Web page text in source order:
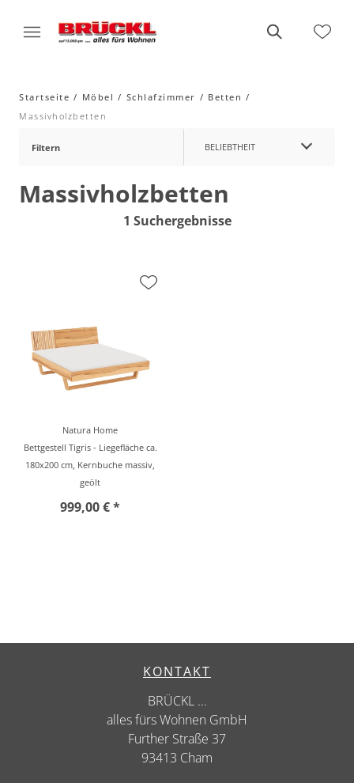
Startseite Möbel Schlafzimmer
Betten
Massivholzbetten
Filtern BELIEBTHEIT
Massivholzbetten
1 Suchergebnisse
Natura Home
Bettgestell Tigris - Liegefläche ca.
180x200 cm, Kernbuche massiv,
geölt
999,00 € *
KONTAKT
BRÜCKL ...
alles fürs Wohnen GmbH
Further Straße 37
93413 Cham